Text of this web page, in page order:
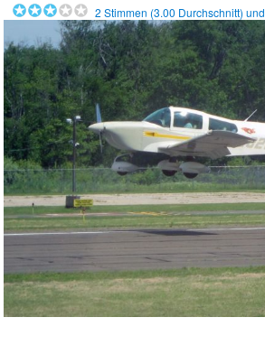
2 Stimmen (3.00 Durchschnitt) und